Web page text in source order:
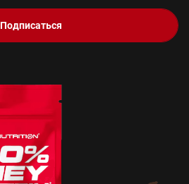
Подписаться